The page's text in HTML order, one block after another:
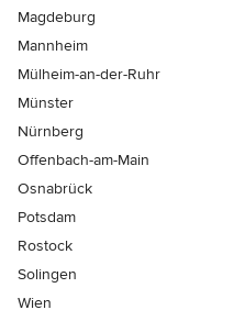
Magdeburg
Mannheim
Mülheim-an-der-Ruhr
Münster
Nürnberg
Offenbach-am-Main
Osnabrück
Potsdam
Rostock
Solingen
Wien